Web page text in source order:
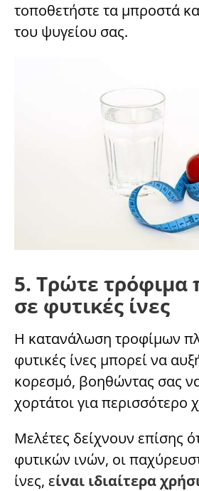
τοποθετήστε τα μπροστά
του ψυγείου σας.
5. Τρώτε τρόφιμα
σε φυτικές ίνες
Η κατανάλωση τροφίμων
φυτικές ίνες μπορεί να
κορεσμό, βοηθώντας σας
χορτάτοι για περισσότερο
Μελέτες δείχνουν επίσης
φυτικών ινών, οι
ίνες, είναι ιδιαίτερα